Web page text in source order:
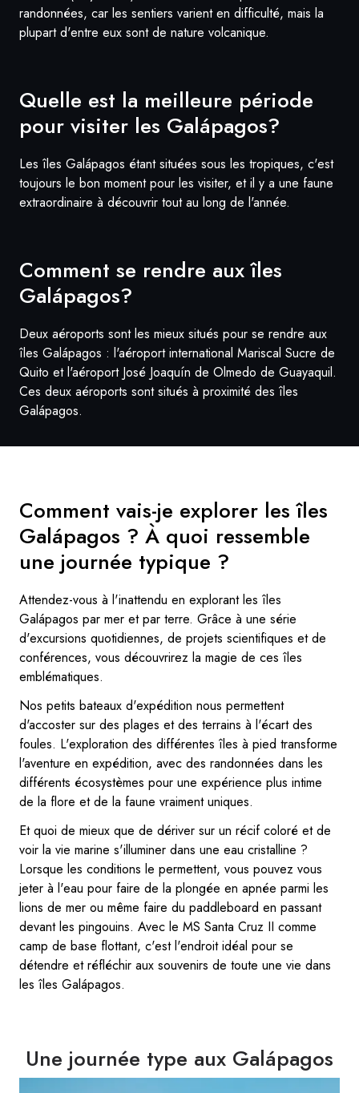
randonnées, car les sentiers varient en difficulté, mais la
plupart d'entre eux sont de nature volcanique.
Quelle est la meilleure période
pour visiter les Galápagos?
Les îles Galápagos étant situées sous les tropiques, c'est
toujours le bon moment pour les visiter, et il y a une faune
extraordinaire à découvrir tout au long de l'année.
Comment se rendre auxîles
Galápagos?
Deux aéroports sont les mieux situés pour se rendre aux
îles Galápagos : l'aéroport international Mariscal Sucre de
Quito et l'aéroport José Joaquín de Olmedo de Guayaquil.
Ces deux aéroports sont situés à proximité des îles
Galápagos.
Comment vais-je explorer les îles
Galápagos ? À quoi ressemble
une journée typique ?
Attendez-vous à l'inattendu en explorant les îles
Galápagos par mer et par terre. Grâce à une série
d'excursions quotidiennes, de projets scientifiques et de
conférences, vous découvrirez la magie de ces îles
emblématiques.
Nos petits bateaux d'expédition nous permettent
d'accoster sur des plages et des terrains à l'écart des
foules. L'exploration des différentes îles à pied transforme
l'aventure en expédition, avec des randonnées dans les
différents écosystèmes pour une expérience plus intime
de la flore et de la faune vraiment uniques.
Et quoi de mieux que de dériver sur un récif coloré et de
voir la vie marine s'illuminer dans une eau cristalline ?
Lorsque les conditions le permettent, vous pouvez vous
jeter à l'eau pour faire de la plongée en apnée parmi les
lions de mer ou même faire du paddleboard en passant
devant les pingouins. Avec le MS Santa Cruz II comme
camp de base flottant, c'est l'endroit idéal pour se
détendre et réfléchir aux souvenirs de toute une vie dans
les îles Galápagos.
Une journée type aux Galápagos